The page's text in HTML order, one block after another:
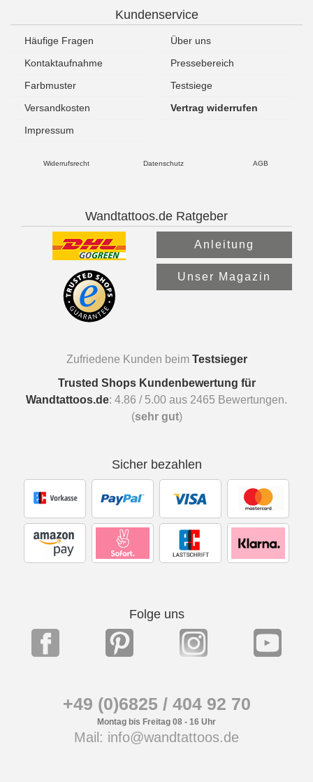
Kundenservice
Häufige Fragen
Über uns
Kontaktaufnahme
Pressebereich
Farbmuster
Testsiege
Versandkosten
Vertrag widerrufen
Impressum
Widerrufsrecht Datenschutz AGB
Wandtattoos.de Ratgeber
Anleitung
Unser Magazin
Zufriedene Kunden beim Testsieger
Trusted Shops Kundenbewertung für
Wandtattoos.de: 4.86 / 5.00 aus 2465 Bewertungen.
(sehr gut)
Sicher bezahlen
Folge uns
+49 (0)6825 / 404 92 70
Montag bis Freitag 08 - 16 Uhr
Mail: info@wandtattoos.de